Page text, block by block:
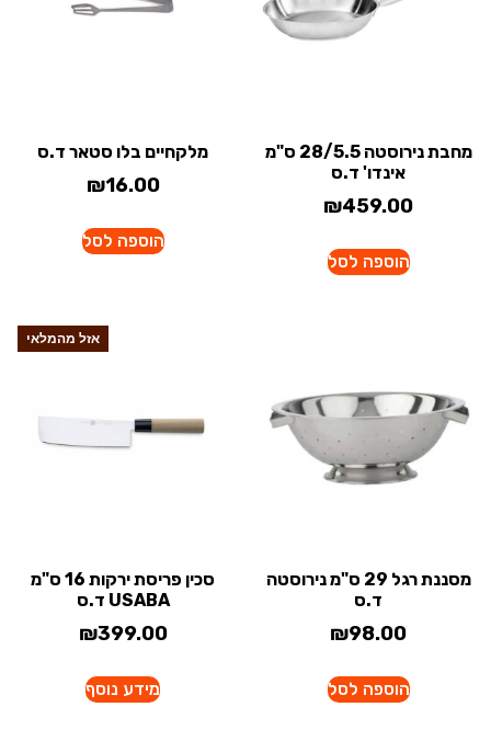
מחבת נירוסטה 28/5.5 ס"מ
אינדו' ד.ס
₪459.00
הוספה לסל
מלקחיים בלו סטאר ד.ס
₪16.00
הוספה לסל
מסננת רגל 29 ס"מ נירוסטה
ד.ס
₪98.00
הוספה לסל
אזל מהמלאי
סכין פריסת ירקות 16 ס"מ
USABA ד.ס
₪399.00
מידע נוסף